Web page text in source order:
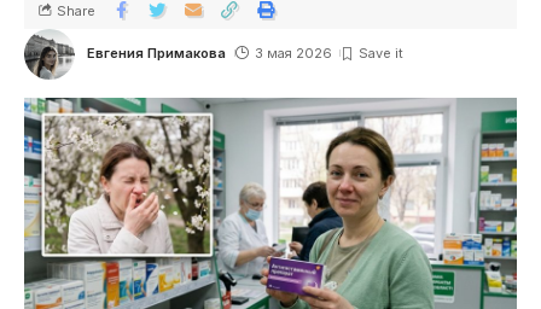
Евгения Примакова 3 мая 2026
Share